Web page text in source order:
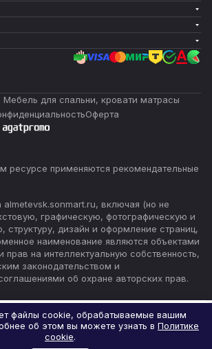
Избранные Сравнение
Мебель для спальни, кровати матрасы
Оферта
ресурсе применяются рекомендательные
включая (но не
графическую, фотографическую и
структуру, дизайн и оформление страниц,
наименование являются объектами
прав на интеллектуальную собственность,
законодательством и
об охране авторских прав.
файлы cookie, обрабатываемые вашим
об этом вы можете узнать в Политике
cookie.